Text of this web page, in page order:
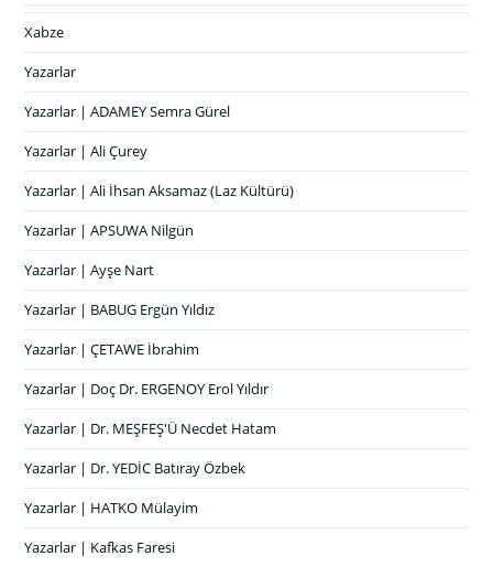
Xabze
Yazarlar
Yazarlar | ADAMEY Semra Gürel
Yazarlar | Ali Çurey
Yazarlar | Ali İhsan Aksamaz (Laz Kültürü)
Yazarlar | APSUWA Nilgün
Yazarlar | Ayşe Nart
Yazarlar | BABUG Ergün Yıldız
Yazarlar | ÇETAWE İbrahim
Yazarlar | Doç Dr. ERGENOY Erol Yıldır
Yazarlar | Dr. MEŞFEŞ'Ü Necdet Hatam
Yazarlar | Dr. YEDİC Batıray Özbek
Yazarlar | HATKO Mülayim
Yazarlar | Kafkas Faresi